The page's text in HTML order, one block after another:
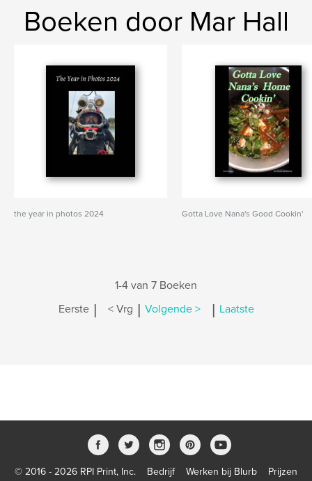
Boeken door Mar Hall
the year in photos 2024 Gotta Love Nana's Good Cookin'
1-4 van 7 Boeken
Eerste | < Vrg | Volgende > | Laatste
© 2016 - 2026 RPI Print, Inc. Bedrijf Werken bij Blurb Prijzen